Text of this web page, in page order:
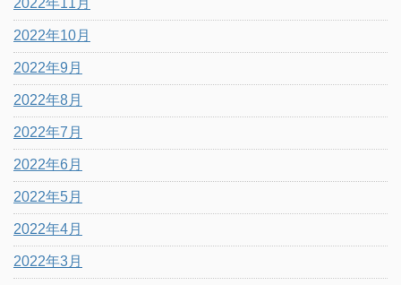
2022年11月
2022年10月
2022年9月
2022年8月
2022年7月
2022年6月
2022年5月
2022年4月
2022年3月